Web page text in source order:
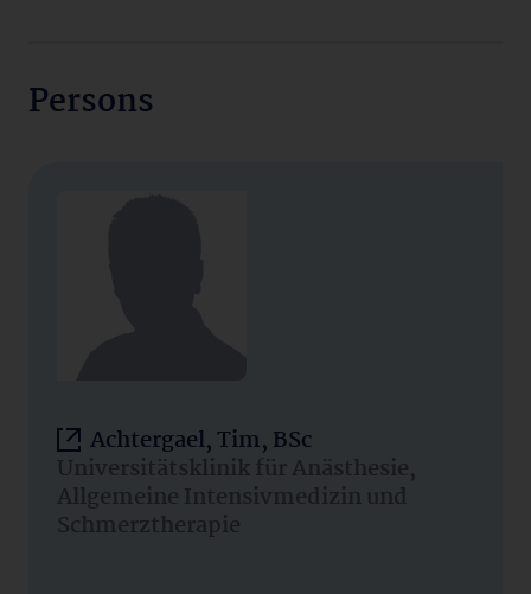
Persons
Achtergael, Tim, BSc
Universitätsklinik für Anästhesie,
Allgemeine Intensivmedizin und
Schmerztherapie